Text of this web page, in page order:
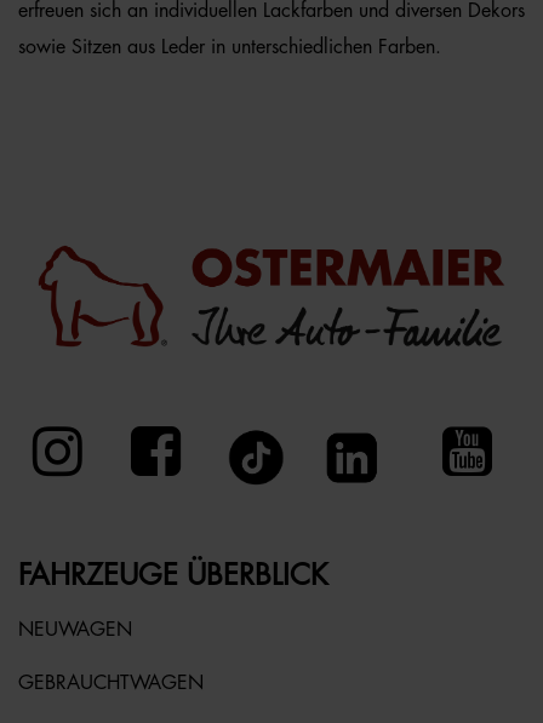
erfreuen sich an individuellen Lackfarben und diversen Dekors
sowie Sitzen aus Leder in unterschiedlichen Farben.
FAHRZEUGE ÜBERBLICK
NEUWAGEN
GEBRAUCHTWAGEN